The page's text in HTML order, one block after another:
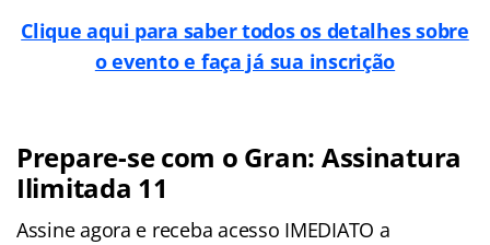
Clique aqui para saber todos os detalhes sobre
o evento e faça já sua inscrição
Prepare-se com o Gran: Assinatura
Ilimitada 11
Assine agora e receba acesso IMEDIATO a